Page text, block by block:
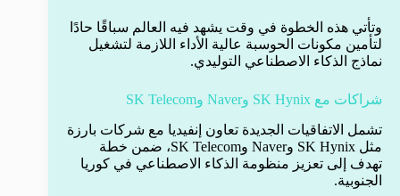
وتأتي هذه الخطوة في وقت يشهد فيه العالم سباقًا حادًا
لتأمين مكونات الحوسبة عالية الأداء اللازمة لتشغيل
نماذج الذكاء الاصطناعي التوليدي.
شراكات مع SK Hynix وNaver وSK Telecom
تشمل الاتفاقيات الجديدة تعاون إنفيديا مع شركات بارزة
مثل SK Hynix وNaver وSK Telecom، ضمن خطة
تهدف إلى تعزيز منظومة الذكاء الاصطناعي في كوريا
الجنوبية.